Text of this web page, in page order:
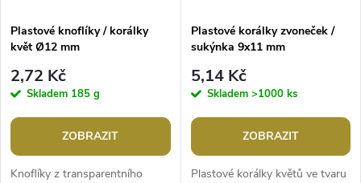
p
r
o
d
s
p
r
o
Plastové knoflíky / korálky
květ Ø12 mm
2,72 Kč
Skladem 185 g
ZOBRAZIT
Knoflíky z transparentního
Plastové korálky zvoneček /
sukýnka 9x11 mm
5,14 Kč
Skladem >1000 ks
ZOBRAZIT
Plastové korálky květů ve tvaru